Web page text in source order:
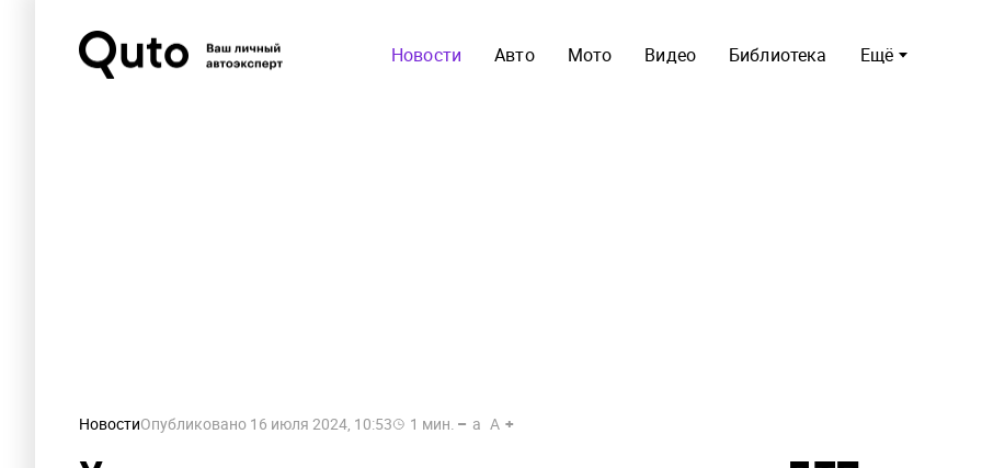
Ещё
Новости Авто Мото Видео Библиотека
НовостиОпубликовано 16 июля 2024, 10:53 1 мин. a A